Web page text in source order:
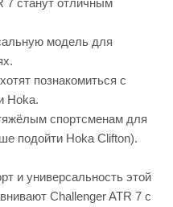
7 станут отличным
модель для
познакомиться с
Hoka.
спортсменам для
подойти Hoka Clifton).
и универсальность этой
Challenger ATR 7 с